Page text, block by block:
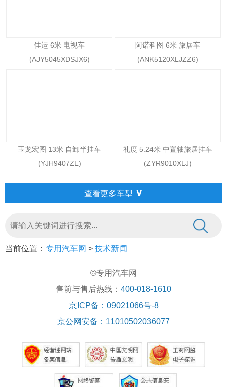
佳运 6米 电视车
(AJY5045XDSJX6)
阿诺科图 6米 旅居车
(ANK5120XLJZZ6)
玉龙宏图 13米 自卸半挂车
(YJH9407ZL)
礼度 5.24米 中置轴旅居挂车
(ZYR9010XLJ)
查看更多车型 ∨
当前位置： 专用汽车网 > 技术新闻
©专用汽车网
售前与售后热线： 400-018-1610
京ICP备：09021066号-8
京公网安备：11010502036077